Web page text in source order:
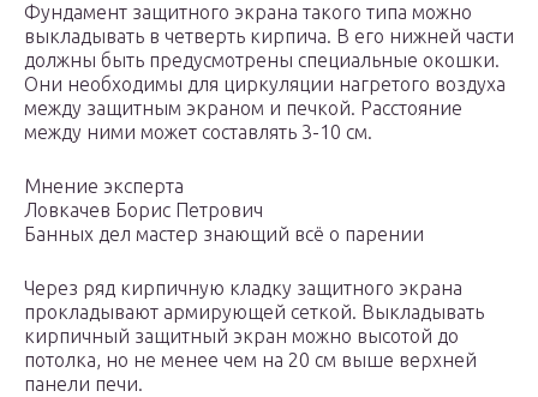
Фундамент защитного экрана такого типа можно
выкладывать в четверть кирпича. В его нижней части
должны быть предусмотрены специальные окошки.
Они необходимы для циркуляции нагретого воздуха
между защитным экраном и печкой. Расстояние
между ними может составлять 3-10 см.
Мнение эксперта
Ловкачев Борис Петрович
Банных дел мастер знающий всё о парении
Через ряд кирпичную кладку защитного экрана
прокладывают армирующей сеткой. Выкладывать
кирпичный защитный экран можно высотой до
потолка, но не менее чем на 20 см выше верхней
панели печи.